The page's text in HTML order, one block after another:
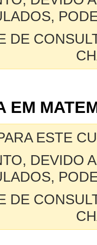
DE
EM
ESTE
DEVIDO
DE